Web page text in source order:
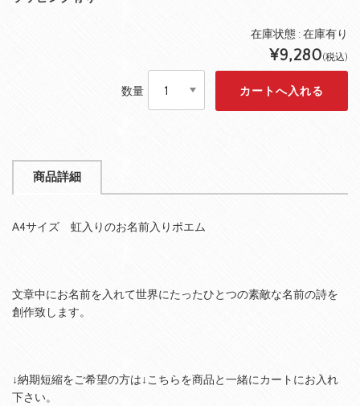
在庫状態 : 在庫有り
¥9,280(税込)
数量
商品詳細
A4サイズ 虹入りのお名前入りポエム
文章中にお名前を入れて世界にたったひとつの素敵な名前の詩を
創作致します。
↓納期短縮をご希望の方は↓こちらを商品と一緒にカートにお入れ
下さい。